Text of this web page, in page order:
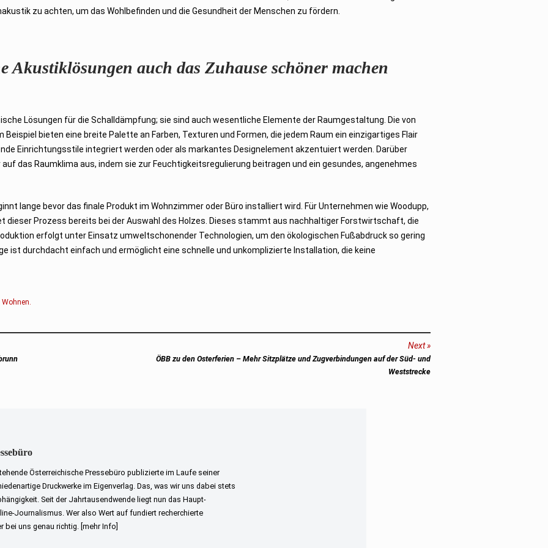
zu achten, um das Wohlbefinden und die Gesundheit der Menschen zu fördern.
Akustiklösungen auch das Zuhause schöner machen
Lösungen für die Schalldämpfung; sie sind auch wesentliche Elemente der Raumgestaltung. Die von
Beispiel bieten eine breite Palette an Farben, Texturen und Formen, die jedem Raum ein einzigartiges Flair
Einrichtungsstile integriert werden oder als markantes Designelement akzentuiert werden. Darüber
das Raumklima aus, indem sie zur Feuchtigkeitsregulierung beitragen und ein gesundes, angenehmes
lange bevor das finale Produkt im Wohnzimmer oder Büro installiert wird. Für Unternehmen wie Woodupp,
dieser Prozess bereits bei der Auswahl des Holzes. Dieses stammt aus nachhaltiger Forstwirtschaft, die
erfolgt unter Einsatz umweltschonender Technologien, um den ökologischen Fußabdruck so gering
ist durchdacht einfach und ermöglicht eine schnelle und unkomplizierte Installation, die keine
Wohnen
Next
Next
ÖBB zu den Osterferien – Mehr Sitzplätze und Zugverbindungen auf der Süd- und
Weststrecke
Österreichische Pressebüro publizierte im Laufe seiner
Druckwerke im Eigenverlag. Das, was wir uns dabei stets
Seit der Jahrtausendwende liegt nun das Haupt-
Journalismus. Wer also Wert auf fundiert recherchierte
bei uns genau richtig. [mehr Info]